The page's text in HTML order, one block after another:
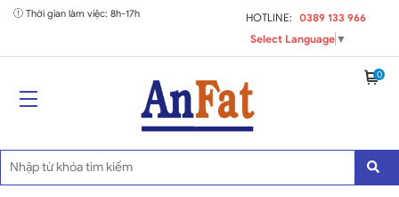
Thời gian làm việc: 8h-17h HOTLINE:
0389 133 966
Select Language ▼
0